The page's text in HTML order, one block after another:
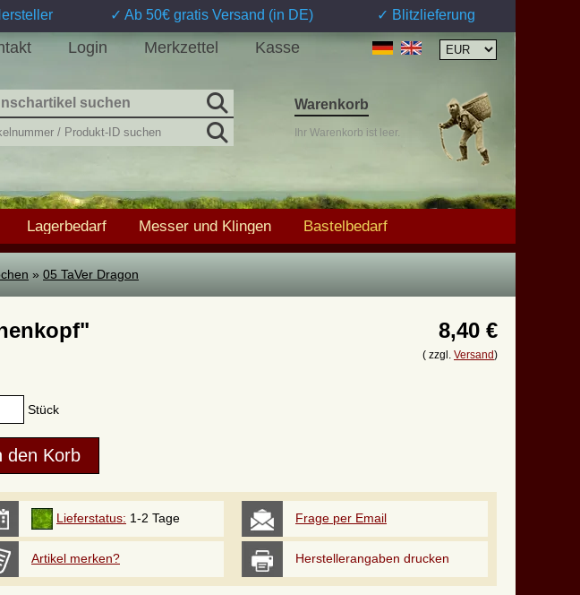
✓ Ab 50€ gratis Versand (in DE) ✓ Blitzlieferung
Login Merkzettel Kasse
Lagerbedarf Messer und Klingen Bastelbedarf
Warenkorb
Ihr Warenkorb ist leer.
» 05 TaVer Dragon
8,40 €
( zzgl. Versand)
Stück
Lieferstatus: 1-2 Tage Frage per Email
Artikel merken? Herstellerangaben drucken